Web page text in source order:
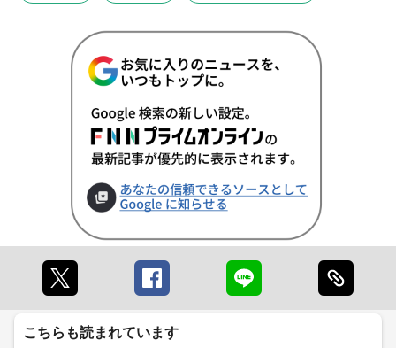
こちらも読まれています